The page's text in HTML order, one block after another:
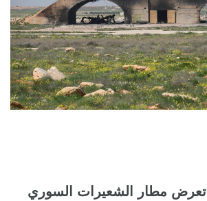
في ابريل ٢٠١٧ تعرض مطار الشعيرات السوري